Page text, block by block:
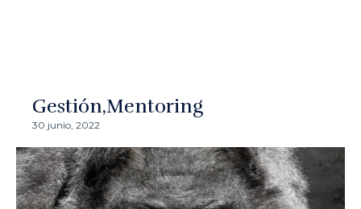
GestiónMentoring
30 junio, 2022